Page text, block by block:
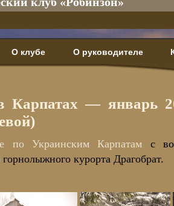
О клубе О руководителе
Карпатах — январь
по Украинским Карпатам с
курорта Драгобрат.